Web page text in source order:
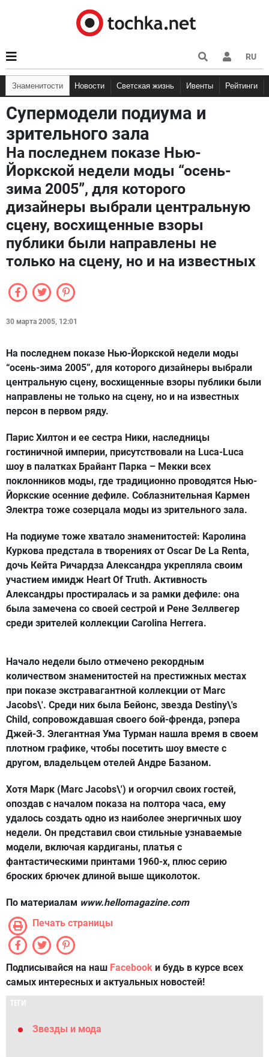
RU
Знаменитости Новости Светская жизнь Ивенты Рейтинги
Супермодели подиума и
зрительного зала
На последнем показе Нью-
Йоркской недели моды “осень-
зима 2005”, для которого
дизайнеры выбрали центральную
сцену, восхищенные взоры
публики были направлены не
только на сцену, но и на известных
30 марта 2005, 12:01
На последнем показе Нью-Йоркской недели моды
“осень-зима 2005”, для которого дизайнеры выбрали
центральную сцену, восхищенные взоры публики были
направлены не только на сцену, но и на известных
персон в первом ряду.
Парис Хилтон и ее сестра Ники, наследницы
гостиничной империи, присутствовали на Luca-Luca
шоу в палатках Брайант Парка – Мекки всех
поклонников моды, где традиционно проводятся Нью-
Йоркские осенние дефиле. Соблазнительная Кармен
Электра тоже созерцала моды из зрительного зала.
На подиуме тоже хватало знаменитостей: Каролина
Куркова предстала в творениях от Oscar De La Renta,
дочь Кейта Ричардза Александра укрепляла своим
участием имидж Heart Of Truth. Активность
Александры простиралась и за рамки дефиле: она
была замечена со своей сестрой и Рене Зеллвегер
среди зрителей коллекции Carolina Herrera.
Начало недели было отмечено рекордным
количеством знаменитостей на престижных местах
при показе экстравагантной коллекции от Marc
Jacobs\'. Среди них была Бейонс, звезда Destiny\'s
Child, сопровождавшая своего бой-френда, рэпера
Джей-З. Элегантная Ума Турман нашла время в своем
плотном графике, чтобы посетить шоу вместе с
другом, владельцем отелей Андре Базаном.
Хотя Марк (Marc Jacobs\') и огорчил своих гостей,
опоздав с началом показа на полтора часа, ему
удалось создать одно из наиболее энергичных шоу
недели. Он представил свои стильные узнаваемые
модели, включая кардиганы, платья с
фантастическими принтами 1960-х, плюс серию
броских брючек длиной выше щиколоток.
По материалам www.hellomagazine.com
Печать страницы
Подписывайся на наш Facebook и будь в курсе всех
самых интересных и актуальных новостей!
ТЕГИ
Звезды и мода